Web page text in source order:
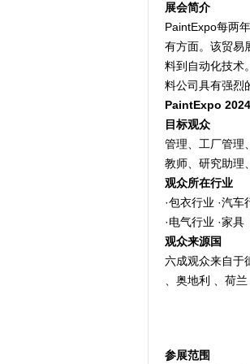
展会简介
PaintExpo每两
有方面。该贸易
料到自动化技术
料公司具有强烈
PaintExpo 2024
目标观众
管理、工厂管理
教师、研究助理
观众所在行业
·包衣行业 ·汽车
·电气行业 ·家具
观众来源国
六成观众来自于
、奥地利 、荷
参展范围